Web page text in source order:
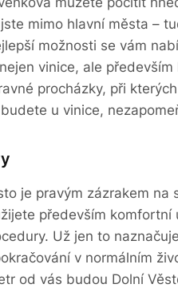
mimo hlavní města –
možnosti se vám
vinice, ale
procházky, při
u vinice,
je pravým zázrakem na
především
Už jen to
v normálním
od vás budou Dolní